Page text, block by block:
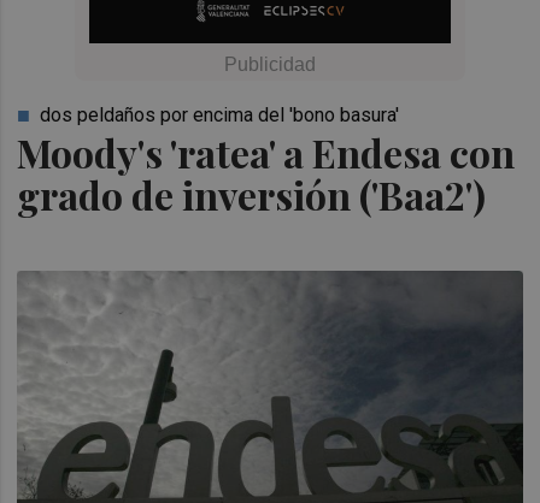
Moody's 'ratea' a Endesa con
grado de inversión ('Baa2')
dos peldaños por encima del 'bono basura'